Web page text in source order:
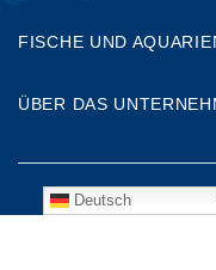
FISCHE UND
ÜBER DAS
© 2026
Deutsch